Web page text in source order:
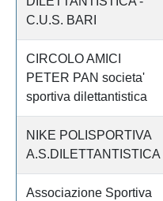
C.U.S. BARI
CIRCOLO AMICI
PETER PAN societa'
sportiva dilettantistica
NIKE POLISPORTIVA
A.S.DILETTANTISTICA
Associazione Sportiva